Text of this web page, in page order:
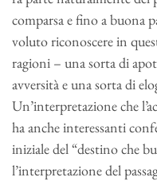
comparsa e fino a buona
voluto riconoscere in
ragioni – una sorta di
avversità e una sorta di
Un’interpretazione che
ha anche interessanti
iniziale del “destino che
l’interpretazione del